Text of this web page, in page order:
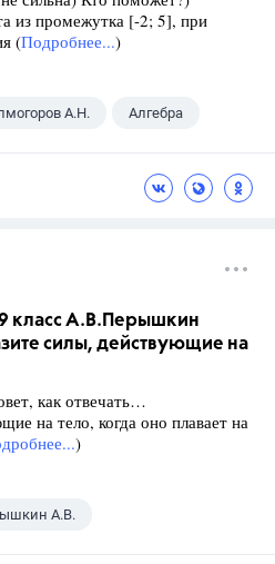
из промежутка [-2; 5], при
(Подробнее...)
А.Н. Алгебра
класс А.В.Перышкин
силы, действующие на
как отвечать…
на тело, когда оно плавает на
)
А.В.